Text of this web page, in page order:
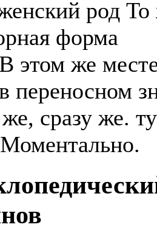
род То
форма
этом же
переносном
сразу же.